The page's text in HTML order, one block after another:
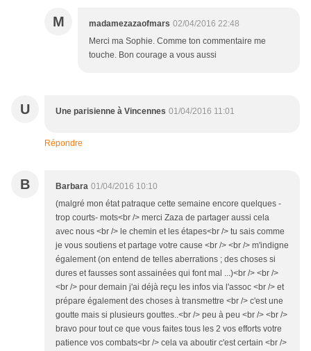
M madamezazaofmars 02/04/2016 22:48
Merci ma Sophie. Comme ton commentaire me
touche. Bon courage a vous aussi
U Une parisienne à Vincennes 01/04/2016 11:01
Répondre
B Barbara 01/04/2016 10:10
(malgré mon état patraque cette semaine encore quelques -
trop courts- mots<br /> merci Zaza de partager aussi cela
avec nous <br /> le chemin et les étapes<br /> tu sais comme
je vous soutiens et partage votre cause <br /> <br /> m'indigne
également (on entend de telles aberrations ; des choses si
dures et fausses sont assainées qui font mal ...)<br /> <br />
<br /> pour demain j'ai déjà reçu les infos via l'assoc <br /> et
prépare également des choses à transmettre <br /> c'est une
goutte mais si plusieurs gouttes..<br /> peu à peu <br /> <br />
bravo pour tout ce que vous faites tous les 2 vos efforts votre
patience vos combats<br /> cela va aboutir c'est certain <br />